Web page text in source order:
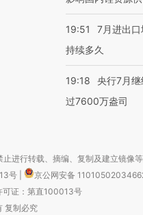
19:51
7月进出
持续多久
19:18
央行7月
过7600万盎司
进行转载、摘编、复制及建立镜像等
号
京公网安备
可证：第直100013号
复制必究